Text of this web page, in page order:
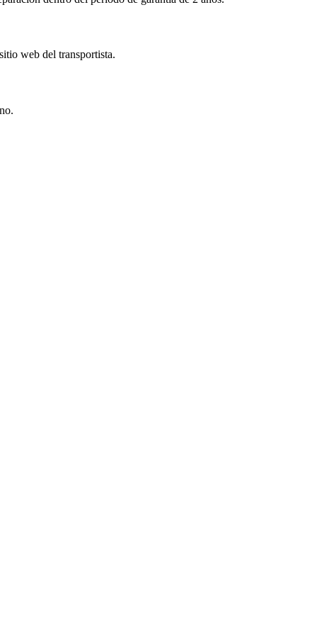
web del transportista.